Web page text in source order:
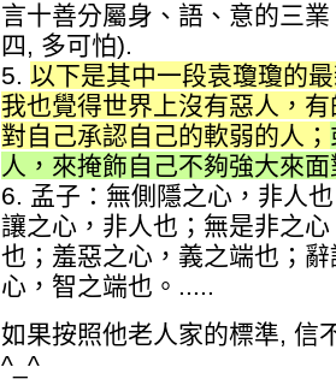
言十善分屬身、語、意的三
四, 多可怕).
5. 以下是其中一段袁瓊瓊的
我也覺得世界上沒有惡人，
對自己承認自己的軟弱的人；
人，來掩飾自己不夠強大來
6. 孟子：無側隱之心，非人
讓之心，非人也；無是非之
也；羞惡之心，義之端也；
心，智之端也。.....
如果按照他老人家的標準, 信
^_^